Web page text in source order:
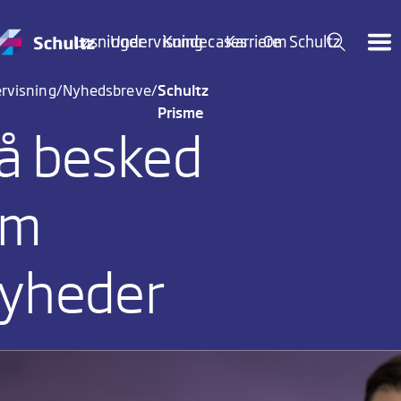
LøsningerUndervisningKundecasesKarriereOm Schultz
Nyhedsbreve Schultz
Prisme
besked
Tilmeld mig nyhedsbrevet